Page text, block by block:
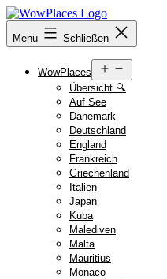
Zum
Inhalt
springen
Reiseblog
WowPlaces.de
Menü Schließen
WowPlaces
öffnen
Übersicht 🔍
Auf See
Dänemark
Deutschland
England
Frankreich
Griechenland
Italien
Japan
Kuba
Malediven
Malta
Mauritius
Monaco